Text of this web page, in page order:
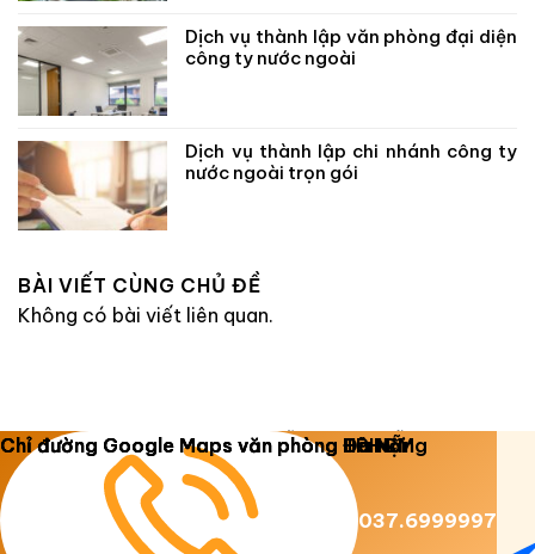
Dịch vụ thành lập văn phòng đại diện
công ty nước ngoài
Dịch vụ thành lập chi nhánh công ty
nước ngoài trọn gói
BÀI VIẾT CÙNG CHỦ ĐỀ
Không có bài viết liên quan.
Copyright 2026 © Luật Dương Gia